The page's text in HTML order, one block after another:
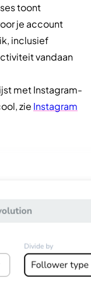
toont
je account
inclusief
vandaan
met Instagram-
zie Instagram